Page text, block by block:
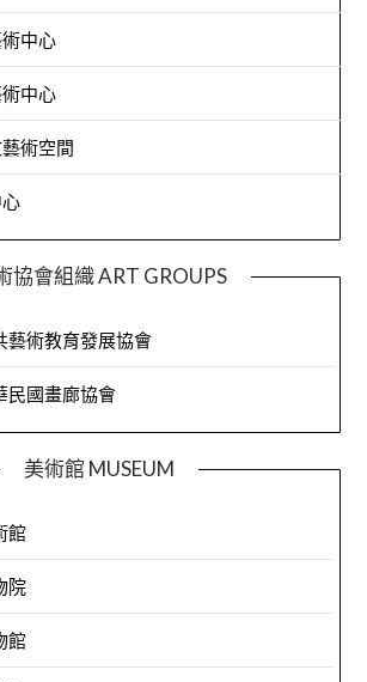
中心
中心
術空間
協會組織 ART GROUPS
藝術教育發展協會
民國畫廊協會
美術館 MUSEUM
館
院
館